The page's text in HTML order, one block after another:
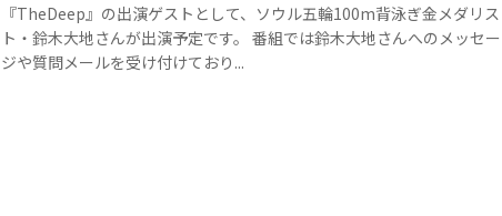
『TheDeep』の出演ゲストとして、ソウル五輪100m背泳ぎ金メダリス
ト・鈴木大地さんが出演予定です。 番組では鈴木大地さんへのメッセー
ジや質問メールを受け付けており...